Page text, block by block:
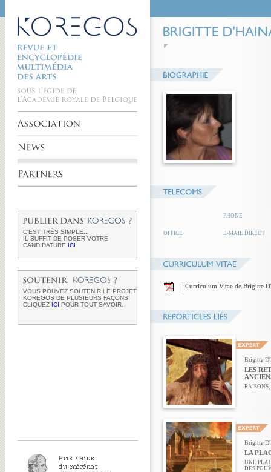
C'EST TRÈS SIMPLE...
IL SUFFIT DE POSER VOTRE
CANDIDATURE ICI
VOUS POUVEZ SOUTENIR LE PROJET
KOREGOS DE PLUSIEURS FAÇONS.
CLIQUEZ ICI POUR TOUT SAVOIR.
PHONE
OFFICE E-MAIL DIRECT
Curriculum Vitae de Brigitte
Brigitte
LES
Brigitte
LA
UNE
DES